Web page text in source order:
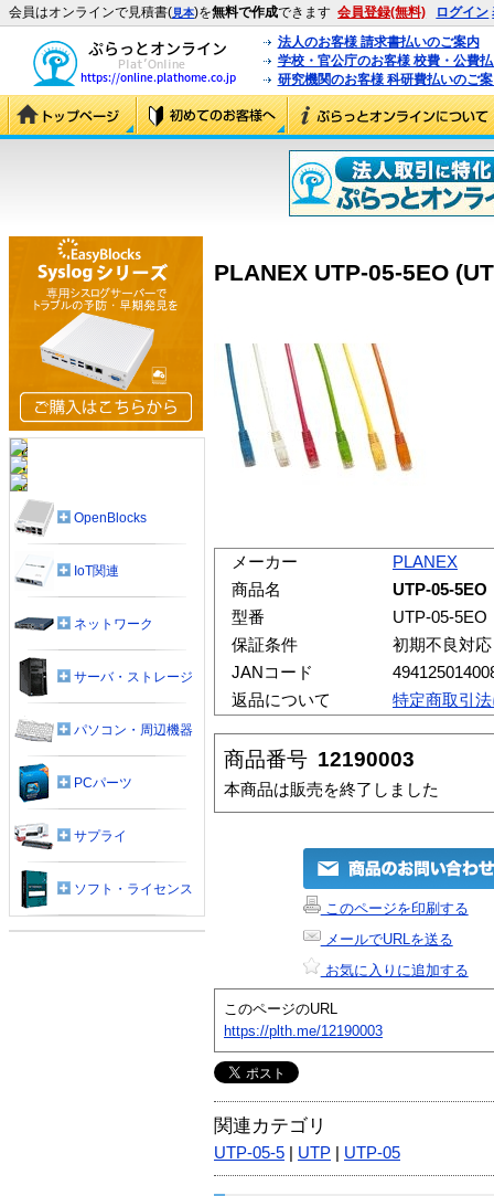
会員はオンラインで見積書(見本)を無料で作成できます 会員登録(無料) ログイン
法人のお客様 請求書払いのご案内
学校・官公庁のお客様 校費・公費
研究機関のお客様 科研費払いのご
PLANEX UTP-05-5EO
メーカー
PLANEX
商品名
UTP-05-5EO
型番
UTP-05-5EO
保証条件
初期不良対
JANコード
返品について
特定商取引
商品番号 12190003
本商品は販売を終了しました
このページを印刷する
メールでURLを送る
お気に入りに追加する
このページのURL
https://plth.me/12190003
関連カテゴリ
UTP-05-5 UTP UTP-05
OpenBlocks
IoT関連
ネットワーク
サーバ・ストレージ
パソコン・周辺機器
PCパーツ
サプライ
ソフト・ライセンス